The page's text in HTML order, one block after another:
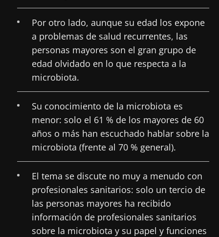
Por otro lado, aunque su edad los expone
a problemas de salud recurrentes, las
personas mayores son el gran grupo de
edad olvidado en lo que respecta a la
microbiota.
Su conocimiento de la microbiota es
menor: solo el 61 % de los mayores de 60
años o más han escuchado hablar sobre la
microbiota (frente al 70 % general).
El tema se discute no muy a menudo con
profesionales sanitarios: solo un tercio de
las personas mayores ha recibido
información de profesionales sanitarios
sobre la microbiota y su papel y funciones